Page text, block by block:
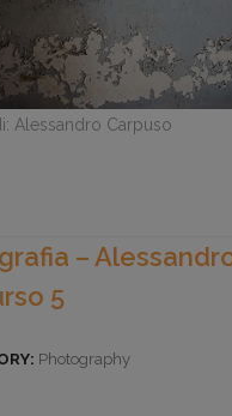
Alessandro Carpuso
–
5
Photography